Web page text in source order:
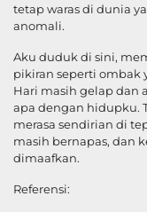
tetap waras di dunia
anomali.
Aku duduk di sini,
pikiran seperti ombak
Hari masih gelap dan
apa dengan hidupku.
merasa sendirian di
masih bernapas, dan
dimaafkan.
Referensi: